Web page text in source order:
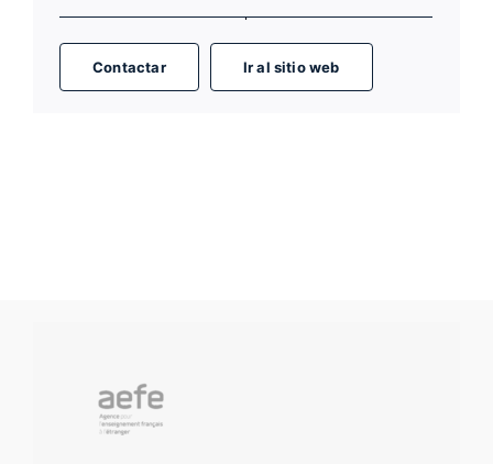
Contactar Ir al sitio web